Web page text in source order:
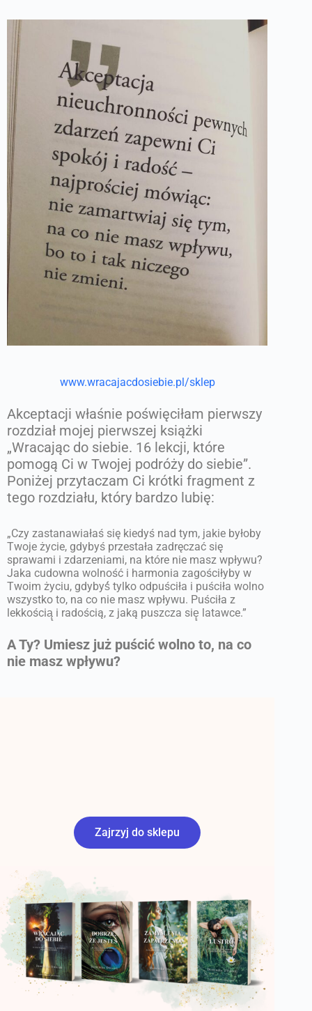
www.wracajacdosiebie.pl/sklep
Akceptacji właśnie poświęciłam pierwszy
rozdział mojej pierwszej książki
„Wracając do siebie. 16 lekcji, które
pomogą Ci w Twojej podróży do siebie”.
Poniżej przytaczam Ci krótki fragment z
tego rozdziału, który bardzo lubię:
„Czy zastanawiałaś się kiedyś nad tym, jakie byłoby
Twoje życie, gdybyś przestała zadręczać się
sprawami i zdarzeniami, na które nie masz wpływu?
Jaka cudowna wolność i harmonia zagościłyby w
Twoim życiu, gdybyś́ tylko odpuściła i puściła wolno
wszystko to, na co nie masz wpływu. Puściła z
lekkością̨ i radością, z jaką puszcza się̨ latawce.”
A Ty? Umiesz już puścić wolno to, na co
nie masz wpływu?
Zajrzyj do sklepu